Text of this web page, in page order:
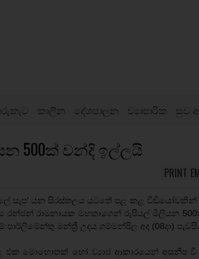
කාලීන දේශපාලන ව්‍යාපාරික සුව
500ක් වන්දි ඉල්ලයි
PRINT
සැප’ යන සිරස්තලය යටතේ පළ කළ වීඩියෝවකින්
රන්ජන් රාමනායක මහතාගෙන් රුපියල් මිලියන
මන්ත්‍රී උදය ගම්මන්පිල අද (08දා)
එක මොහොතක් හෝ ව්‍යාජ ආකාරයෙන් අසනීප